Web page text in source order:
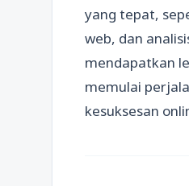
yang tepat,
web, dan
mendapatkan
memulai
kesuksesan